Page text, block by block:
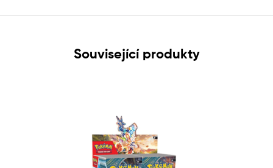
Související produkty